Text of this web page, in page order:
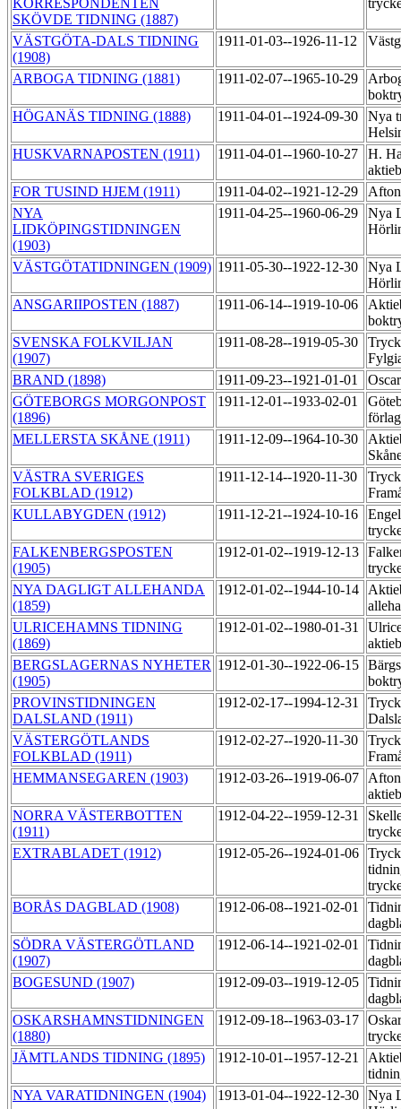
KORRESPONDENTEN
SKÖVDE TIDNING (1887)
VÄSTGÖTA-DALS TIDNING
(1908)
1911-01-03--1926-11-12
ARBOGA TIDNING (1881) 1911-02-07--1965-10-29
HÖGANÄS TIDNING (1888)
1911-04-01--1924-09-30
Nya
HUSKVARNAPOSTEN (1911)
1911-04-01--1960-10-27
H.
FOR TUSIND HJEM (1911)
1911-04-02--1921-12-29
NYA
LIDKÖPINGSTIDNINGEN
(1903)
1911-04-25--1960-06-29
Nya
VÄSTGÖTATIDNINGEN (1909) 1911-05-30--1922-12-30
Nya
ANSGARIIPOSTEN (1887)
1911-06-14--1919-10-06
SVENSKA FOLKVILJAN
(1907)
1911-08-28--1919-05-30
BRAND (1898)
1911-09-23--1921-01-01
GÖTEBORGS MORGONPOST
(1896)
1911-12-01--1933-02-01
MELLERSTA SKÅNE (1911)
1911-12-09--1964-10-30
VÄSTRA SVERIGES
FOLKBLAD (1912)
1911-12-14--1920-11-30
KULLABYGDEN (1912)
1911-12-21--1924-10-16
FALKENBERGSPOSTEN
(1905)
1912-01-02--1919-12-13
NYA DAGLIGT ALLEHANDA
(1859)
1912-01-02--1944-10-14
ULRICEHAMNS TIDNING
(1869)
1912-01-02--1980-01-31
BERGSLAGERNAS NYHETER
(1905)
1912-01-30--1922-06-15
PROVINSTIDNINGEN
DALSLAND (1911)
1912-02-17--1994-12-31
VÄSTERGÖTLANDS
FOLKBLAD (1911)
1912-02-27--1920-11-30
HEMMANSEGAREN (1903)
1912-03-26--1919-06-07
NORRA VÄSTERBOTTEN
(1911)
1912-04-22--1959-12-31
EXTRABLADET (1912)
1912-05-26--1924-01-06
BORÅS DAGBLAD (1908)
1912-06-08--1921-02-01
SÖDRA VÄSTERGÖTLAND
(1907)
1912-06-14--1921-02-01
BOGESUND (1907)
1912-09-03--1919-12-05
OSKARSHAMNSTIDNINGEN
(1880)
1912-09-18--1963-03-17
JÄMTLANDS TIDNING (1895)
1912-10-01--1957-12-21
NYA VARATIDNINGEN (1904)
1913-01-04--1922-12-30 Nya